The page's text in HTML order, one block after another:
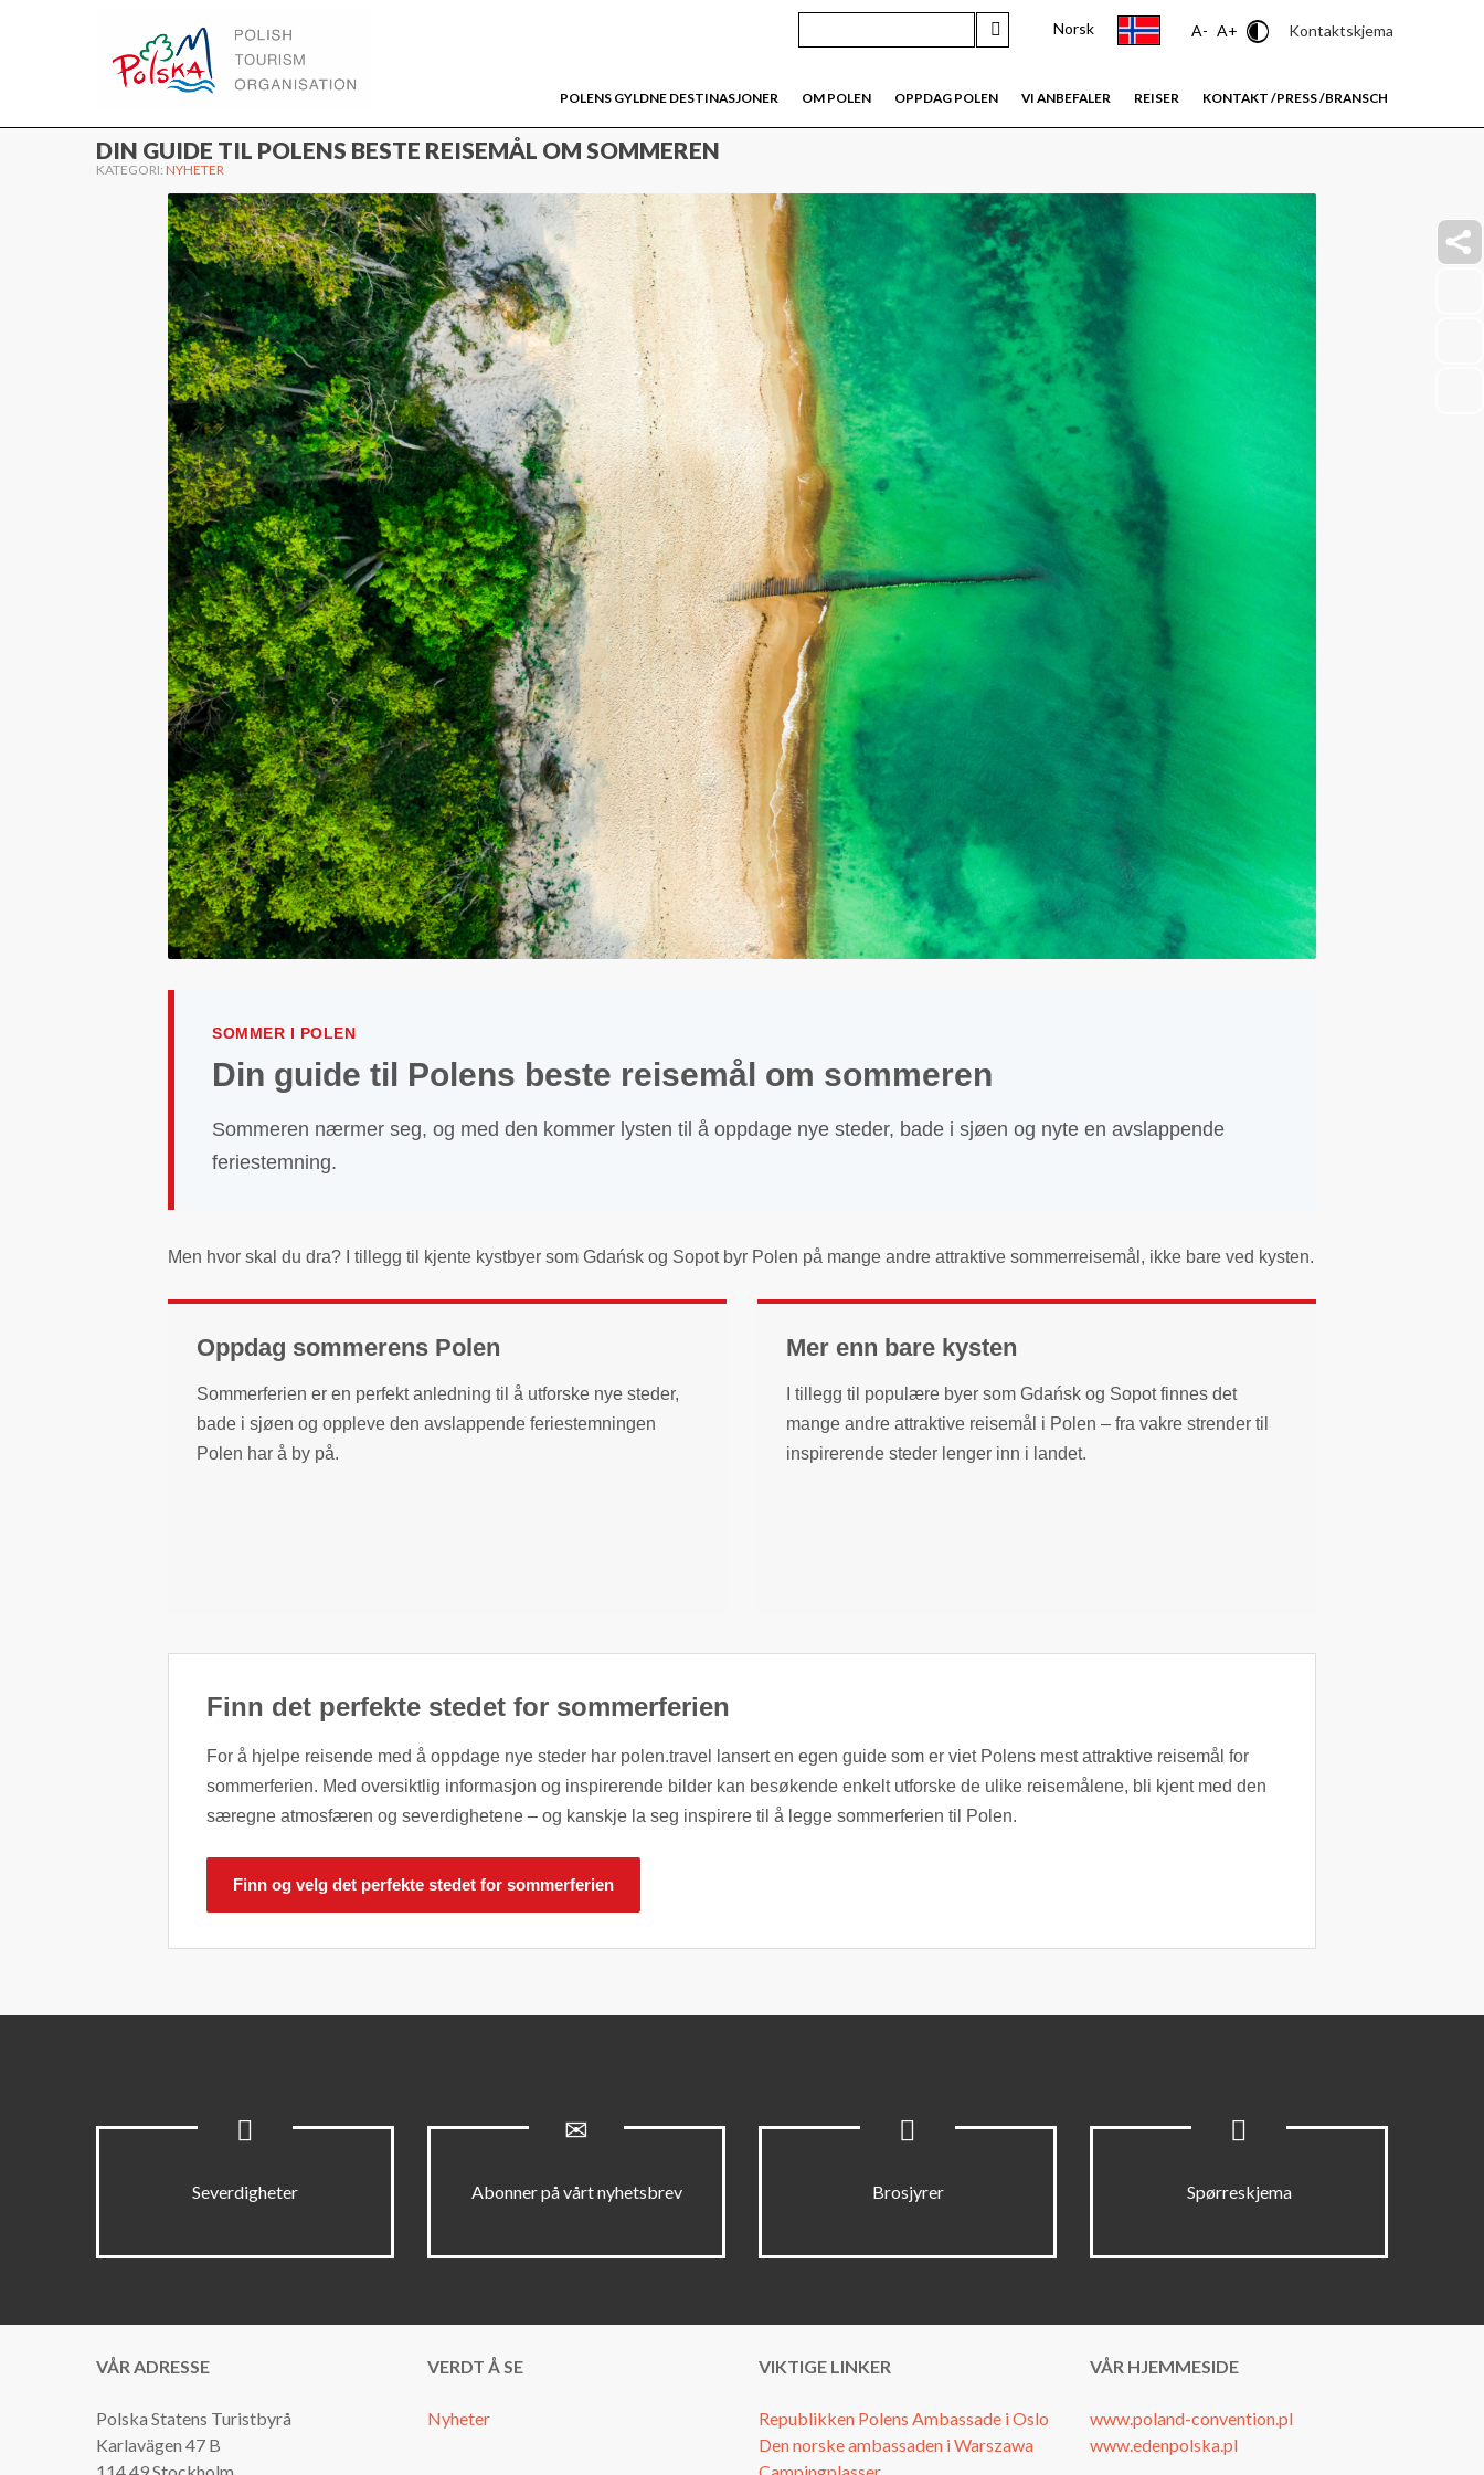
Norsk A- A+ ContrastKontaktskjema
WWW.POLEN.TRAVEL
POLENS GYLDNE DESTINASJONER OM POLEN OPPDAG POLEN VI ANBEFALER REISER KONTAKT /PRESS /BRANSCH
DIN GUIDE TIL POLENS BESTE REISEMÅL OM SOMMEREN
KATEGORI: NYHETER
SOMMER I POLEN
Din guide til Polens beste reisemål om sommeren
Sommeren nærmer seg, og med den kommer lysten til å oppdage nye steder, bade i sjøen og nyte en avslappende
feriestemning.
Men hvor skal du dra? I tillegg til kjente kystbyer som Gdańsk og Sopot byr Polen på mange andre attraktive sommerreisemål, ikke bare ved kysten.
Oppdag sommerens Polen
Sommerferien er en perfekt anledning til å utforske nye steder,
bade i sjøen og oppleve den avslappende feriestemningen
Polen har å by på.
Mer enn bare kysten
I tillegg til populære byer som Gdańsk og Sopot finnes det
mange andre attraktive reisemål i Polen – fra vakre strender til
inspirerende steder lenger inn i landet.
Finn det perfekte stedet for sommerferien
For å hjelpe reisende med å oppdage nye steder har polen.travel lansert en egen guide som er viet Polens mest attraktive reisemål for
sommerferien. Med oversiktlig informasjon og inspirerende bilder kan besøkende enkelt utforske de ulike reisemålene, bli kjent med den
særegne atmosfæren og severdighetene – og kanskje la seg inspirere til å legge sommerferien til Polen.
Finn og velg det perfekte stedet for sommerferien
Severdigheter Abonner på vårt nyhetsbrev Brosjyrer Spørreskjema
VÅR ADRESSE
Polska Statens Turistbyrå
Karlavägen 47 B
VERDT Å SE
Nyheter
VIKTIGE LINKER
Republikken Polens Ambassade i Oslo
Den norske ambassaden i Warszawa
VÅR HJEMMESIDE
www.poland-convention.pl
www.edenpolska.pl